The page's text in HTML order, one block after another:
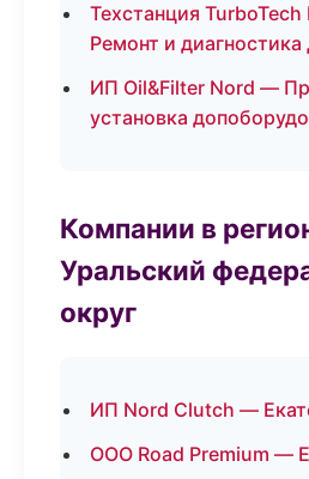
Техстанция
Ремонт и
ИП Oil&Filter Nord —
установка
Компании в
Уральский
округ
ИП Nord Clutch —
ООО Road Premium —